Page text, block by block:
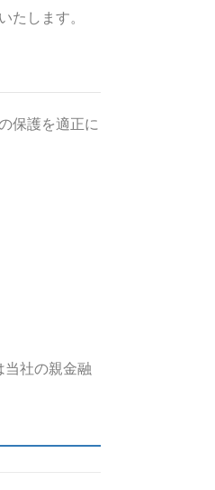
たします。
保護を適正に
社の親金融